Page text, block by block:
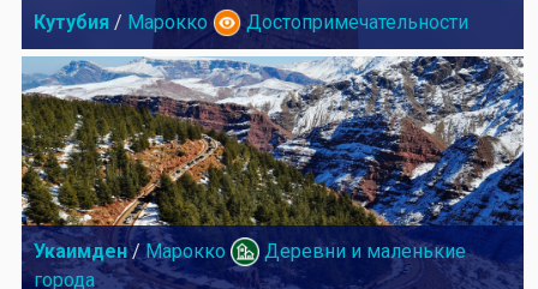
Кутубия / Марокко Достопримечательности
Укаимден/ Марокко
Деревни и маленькие
города